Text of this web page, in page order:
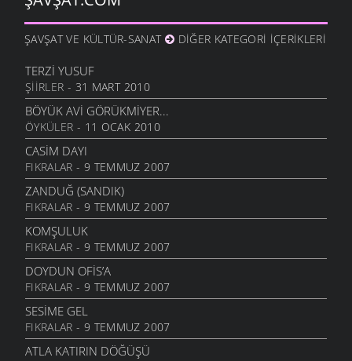
SIÇANDAN DOĞAN
7 EKIM 2006
URUSUN BEŞ KAPIKI
7 EKIM 2006
HARMANA GIREN
7 EKIM 2006
OTARDIĞIM DANA
7 EKIM 2006
HEM HIZAN
6 EKIM 2006
SIZDE
13 EYLÜL 2006
KIZ
12 EYLÜL 2006
KAÇKÇA
25 AĞUSTOS 2006
QAYIŞA SOR
25 AĞUSTOS 2006
ŞAVŞAT VE KÜLTÜR-SANAT DIĞER KATEGORI İÇERIKLERI
TERZI YUSUF
ŞIIRLER - 31 MART 2010
BÖYÜK AVI GÖRÜKMIYER...
ÖYKÜLER - 11 OCAK 2010
CASIM DAYI
FIKRALAR - 9 TEMMUZ 2007
ZANDUĞ (SANDIK)
FIKRALAR - 9 TEMMUZ 2007
KOMŞULUK
FIKRALAR - 9 TEMMUZ 2007
DOYDUN OFIS’A
FIKRALAR - 9 TEMMUZ 2007
SESIME GEL
FIKRALAR - 9 TEMMUZ 2007
ATLA KATIRIN DÖĞÜŞÜ